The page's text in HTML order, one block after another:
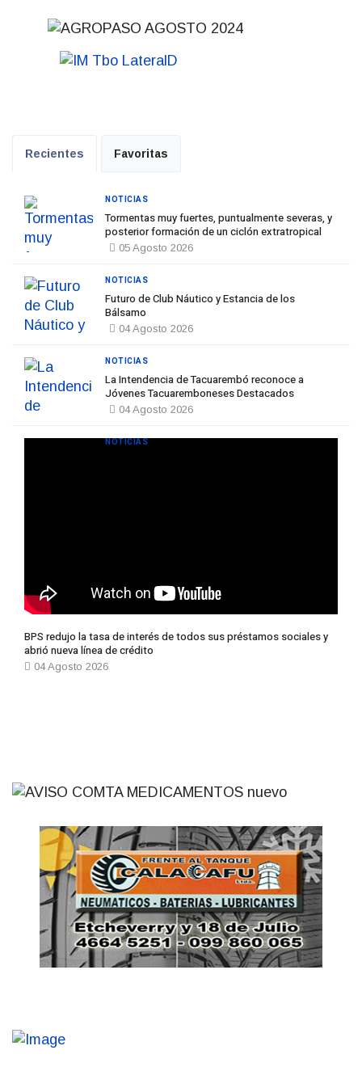
Recientes Favoritas
Tormentas muy fuertes, puntualmente severas, y
posterior formación de un ciclón extratropical
05 Agosto 2026
NOTICIAS
Futuro de Club Náutico y Estancia de los
Bálsamo
04 Agosto 2026
NOTICIAS
La Intendencia de Tacuarembó reconoce a
Jóvenes Tacuaremboneses Destacados
04 Agosto 2026
NOTICIAS
BPS redujo la tasa de interés de todos sus préstamos sociales y
abrió nueva línea de crédito
04 Agosto 2026
NOTICIAS